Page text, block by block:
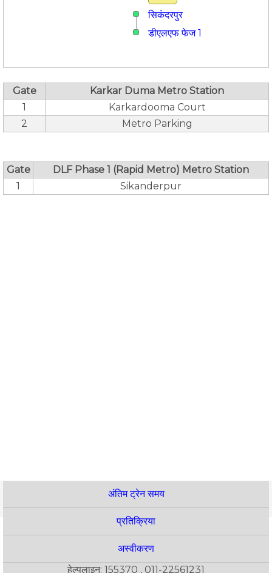
सिकंदरपुर
डीएलएफ फेज 1
Gate
Karkar Duma Metro Station
1
Karkardooma Court
2
Metro Parking
Gate
DLF Phase 1 (Rapid Metro) Metro Station
1
Sikanderpur
अंतिम ट्रेन समय
प्रतिक्रिया
अस्वीकरण
हेल्पलाइन: 155370 , 011-22561231